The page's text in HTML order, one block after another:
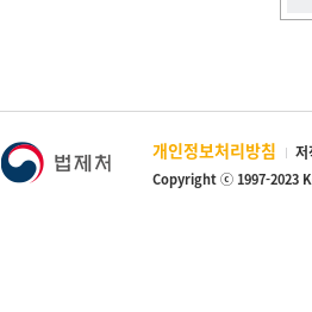
개인정보처리방침 저
Copyright ⓒ 1997-